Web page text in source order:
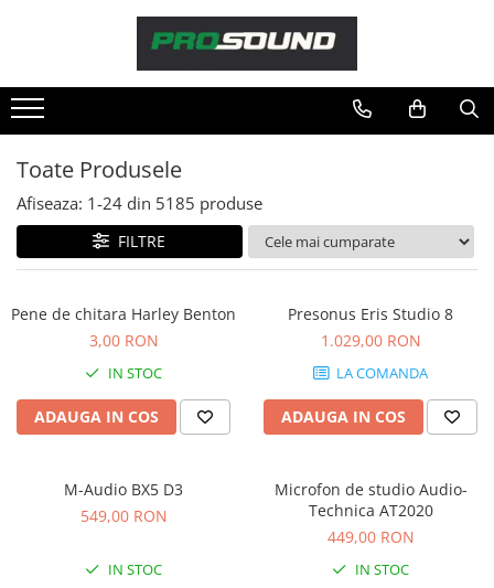
Sonorizare / PA
Adaptoare phantom
Adresare publica 100V
Amplificatoare Audio
Boxe Audio
Mixere audio
Monitorizare In-Ear
Pickup-uri, platane & accesorii
Playere si Recordere
Procesoare si efecte
Stabilizatoare de tensiune UPS si
Power Conditioner
Microfoane
Toate Produsele
Afiseaza: 1-24 din 5185 produse
FILTRE
Pene de chitara Harley Benton
3,00 RON
IN STOC
ADAUGA IN COS
Presonus Eris Studio 8
1.029,00 RON
LA COMANDA
ADAUGA IN COS
M-Audio BX5 D3
549,00 RON
IN STOC
Microfon de studio Audio-
Technica AT2020
449,00 RON
IN STOC